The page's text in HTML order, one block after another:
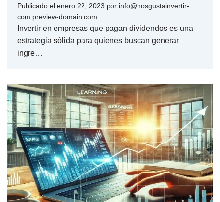
Publicado el enero 22, 2023 por info@nosgustainvertir-
com.preview-domain.com
Invertir en empresas que pagan dividendos es una
estrategia sólida para quienes buscan generar
ingre…